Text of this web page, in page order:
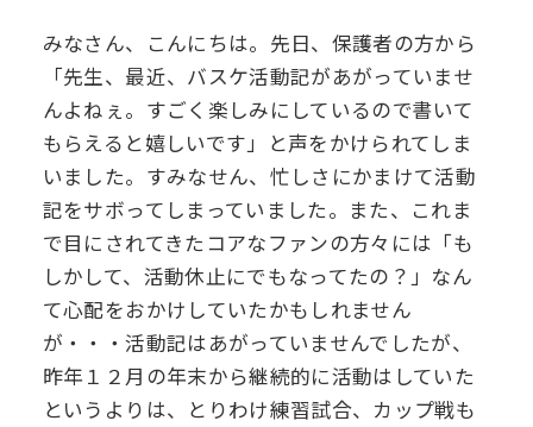
進路指導
進路実績
卒業生の声
生活指導
PTA
後援会
学習旅行
体験学習
学院祭特設ページ
生徒会・部活動
Web出願について
入試Q&A
学費軽減・助成制度
お問い合わせ
卒業生の方へ
各種証明書の発行
同窓会
デジタルパンフレット
資料請求
アクセス
みなさん、こんにちは。先日、保護者の方から
「先生、最近、バスケ活動記があがっていませ
んよねぇ。すごく楽しみにしているので書いて
もらえると嬉しいです」と声をかけられてしま
いました。すみなせん、忙しさにかまけて活動
記をサボってしまっていました。また、これま
で目にされてきたコアなファンの方々には「も
しかして、活動休止にでもなってたの？」なん
て心配をおかけしていたかもしれません
が・・・活動記はあがっていませんでしたが、
昨年１２月の年末から継続的に活動はしていた
というよりは、とりわけ練習試合、カップ戦も